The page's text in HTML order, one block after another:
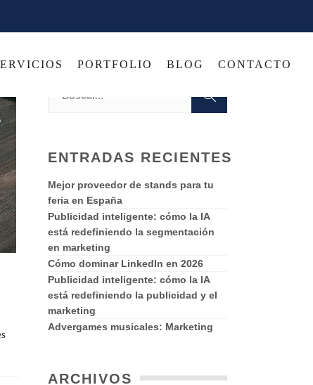
PORTFOLIO BLOG CONTACTO
ENTRADAS RECIENTES
Mejor proveedor de stands para tu
feria en España
Publicidad inteligente: cómo la IA
está redefiniendo la segmentación
en marketing
Cómo dominar LinkedIn en 2026
Publicidad inteligente: cómo la IA
está redefiniendo la publicidad y el
marketing
Advergames musicales: Marketing
ARCHIVOS